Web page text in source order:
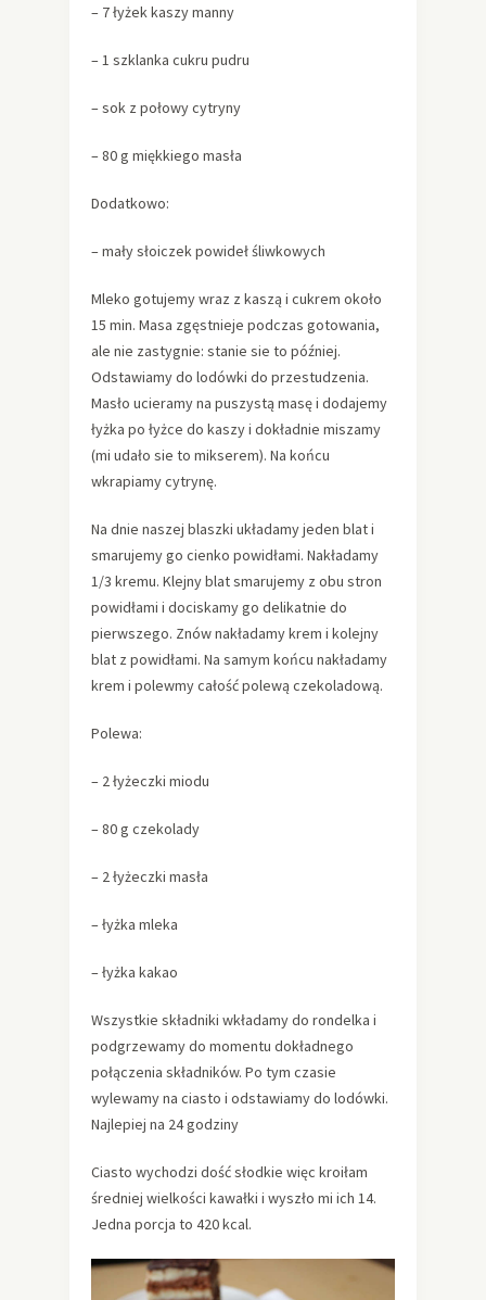
– 7 łyżek kaszy manny
– 1 szklanka cukru pudru
– sok z połowy cytryny
– 80 g miękkiego masła
Dodatkowo:
– mały słoiczek powideł śliwkowych
Mleko gotujemy wraz z kaszą i cukrem około
15 min. Masa zgęstnieje podczas gotowania,
ale nie zastygnie: stanie sie to później.
Odstawiamy do lodówki do przestudzenia.
Masło ucieramy na puszystą masę i dodajemy
łyżka po łyżce do kaszy i dokładnie miszamy
(mi udało sie to mikserem). Na końcu
wkrapiamy cytrynę.
Na dnie naszej blaszki układamy jeden blat i
smarujemy go cienko powidłami. Nakładamy
1/3 kremu. Klejny blat smarujemy z obu stron
powidłami i dociskamy go delikatnie do
pierwszego. Znów nakładamy krem i kolejny
blat z powidłami. Na samym końcu nakładamy
krem i polewmy całość polewą czekoladową.
Polewa:
– 2 łyżeczki miodu
– 80 g czekolady
– 2 łyżeczki masła
– łyżka mleka
– łyżka kakao
Wszystkie składniki wkładamy do rondelka i
podgrzewamy do momentu dokładnego
połączenia składników. Po tym czasie
wylewamy na ciasto i odstawiamy do lodówki.
Najlepiej na 24 godziny
Ciasto wychodzi dość słodkie więc kroiłam
średniej wielkości kawałki i wyszło mi ich 14.
Jedna porcja to 420 kcal.